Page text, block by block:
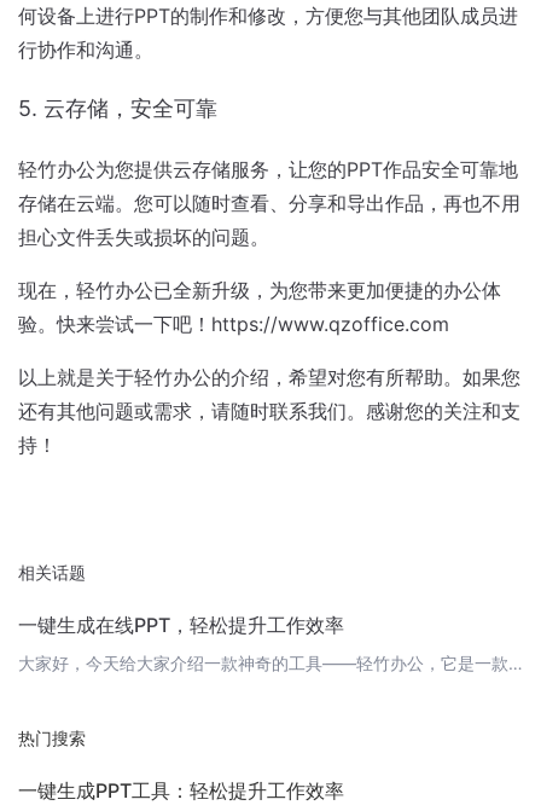
何设备上进行PPT的制作和修改，方便您与其他团队成员进
行协作和沟通。
5. 云存储，安全可靠
轻竹办公为您提供云存储服务，让您的PPT作品安全可靠地
存储在云端。您可以随时查看、分享和导出作品，再也不用
担心文件丢失或损坏的问题。
现在，轻竹办公已全新升级，为您带来更加便捷的办公体
验。快来尝试一下吧！https://www.qzoffice.com
以上就是关于轻竹办公的介绍，希望对您有所帮助。如果您
还有其他问题或需求，请随时联系我们。感谢您的关注和支
持！
相关话题
一键生成在线PPT，轻松提升工作效率
大家好，今天给大家介绍一款神奇的工具——轻竹办公，它是一款通过AI技术自动生成PPT的软件，让您的办公生活更加轻松愉快。现在，让我们一起来了解一下这款产品的特点和优势吧！ 1. 一键生成，高效快捷轻竹办公的最大特点就是一键生成PPT，您只需输入标题和内容，AI技术就会自动为您生成精美的PPT，省去了繁琐的排版和设计过程，让您的工作效率倍增。 2. 丰富的模板选择轻竹办公提供了丰富的PPT模板，涵盖
热门搜索
一键生成PPT工具：轻松提升工作效率